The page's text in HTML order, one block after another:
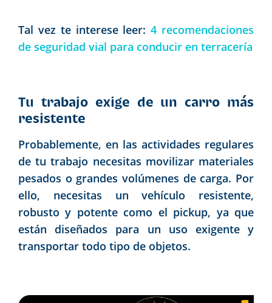
Tal vez te interese leer:4 recomendaciones
de seguridad vial para conducir en terracería
Tu trabajo exige de un carro más
resistente
Probablemente, en las actividades regulares
de tu trabajo necesitas movilizar materiales
pesados o grandes volúmenes de carga. Por
ello, necesitas un vehículo resistente,
robusto y potente como el pickup, ya que
están diseñados para un uso exigente y
transportar todo tipo de objetos.